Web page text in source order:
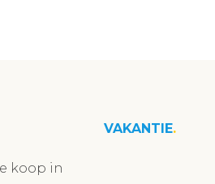
koop in
VAKANTIE